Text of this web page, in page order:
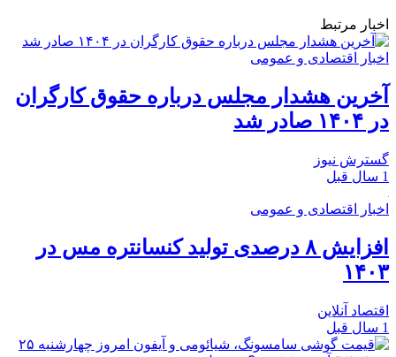
اخبار مرتبط
اخبار اقتصادی و عمومی
آخرین هشدار مجلس درباره حقوق کارگران
در ۱۴۰۴ صادر شد
گسترش نیوز
1 سال قبل
اخبار اقتصادی و عمومی
افزایش ۸ درصدی تولید کنسانتره مس در
۱۴۰۳
اقتصاد آنلاین
1 سال قبل